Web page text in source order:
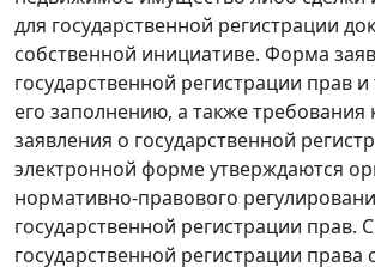
для государственной регистрации
собственной инициативе. Форма
государственной регистрации прав
его заполнению, а также требования
заявления о государственной
электронной форме утверждаются
нормативно-правового
государственной регистрации прав.
государственной регистрации права